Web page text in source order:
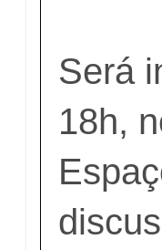
Será
18h,